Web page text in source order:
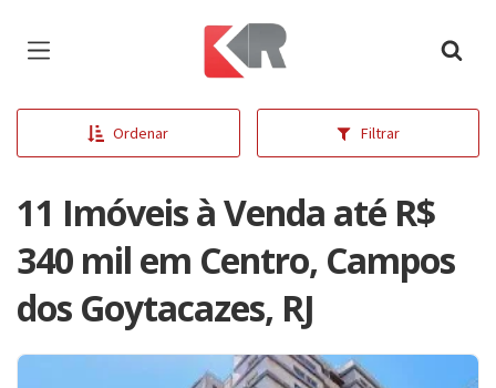
Página inicial
Ordenar Filtrar
11 Imóveis à Venda até R$
340 mil em Centro, Campos
dos Goytacazes, RJ